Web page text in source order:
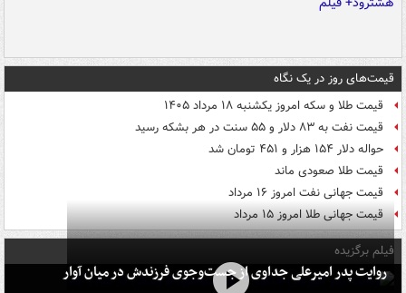
قیمت‌های روز در یک نگاه
قیمت طلا و سکه امروز یکشنبه ۱۸ مرداد ۱۴۰۵
قیمت نفت به ۸۳ دلار و ۵۵ سنت در هر بشکه رسید
حواله دلار ۱۵۴ هزار و ۴۵۱ تومان شد
قیمت طلا صعودی ماند
قیمت جهانی نفت امروز ۱۶ مرداد
قیمت جهانی طلا امروز ۱۵ مرداد
فیلم برگزیده
روایت پدر امیرعلی جداوی از جست‌وجوی فرزندش در میان آوار